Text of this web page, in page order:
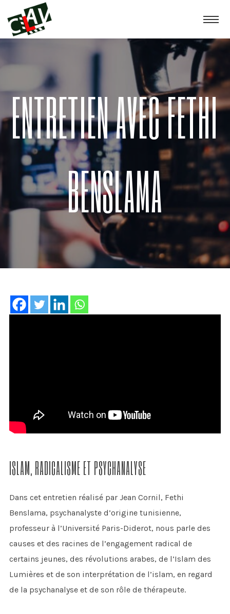
ENTRETIEN AVEC FETHI
BENSLAMA
ISLAM, RADICALISME ET PSYCHANALYSE
Dans cet entretien réalisé par Jean Cornil, Fethi
Benslama, psychanalyste d’origine tunisienne,
professeur à l’Université Paris-Diderot, nous parle des
causes et des racines de l’engagement radical de
certains jeunes, des révolutions arabes, de l’Islam des
Lumières et de son interprétation de l’islam, en regard
de la psychanalyse et de son rôle de thérapeute.